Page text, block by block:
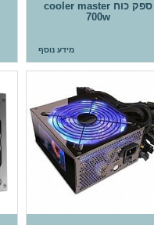
ספק כוח cooler master
700w
מידע נוסף